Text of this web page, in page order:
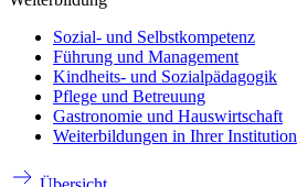
Sozial- und Selbstkompetenz
Führung und Management
Kindheits- und Sozialpädagogik
Pflege und Betreuung
Gastronomie und Hauswirtschaft
Weiterbildungen in Ihrer Institution